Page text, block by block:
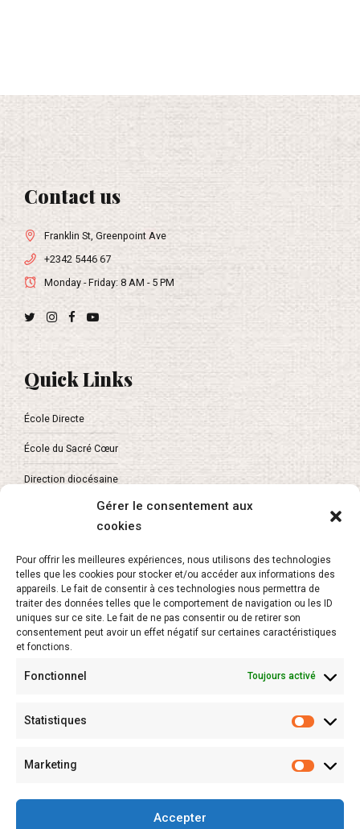
Gérer le consentement aux
cookies
Pour offrir les meilleures expériences, nous utilisons des technologies
telles que les cookies pour stocker et/ou accéder aux informations des
appareils. Le fait de consentir à ces technologies nous permettra de
traiter des données telles que le comportement de navigation ou les ID
uniques sur ce site. Le fait de ne pas consentir ou de retirer son
consentement peut avoir un effet négatif sur certaines caractéristiques
et fonctions.
Fonctionnel Toujours activé
Statistiques
Marketing
Accepter
0
8
9
0
Contact us
Franklin St, Greenpoint Ave
+2342 5446 67
Monday - Friday: 8 AM - 5 PM
Quick Links
École Directe
École du Sacré Cœur
Direction diocésaine
About
L’APEL Vaucluse
Secrétariat de l’enseignement catholique